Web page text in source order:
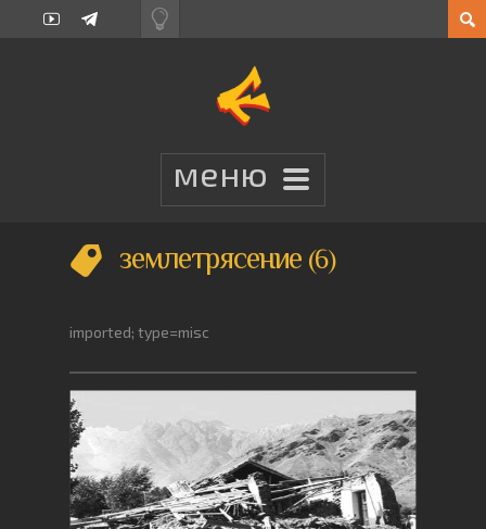
землетрясение 6
imported; type=misc